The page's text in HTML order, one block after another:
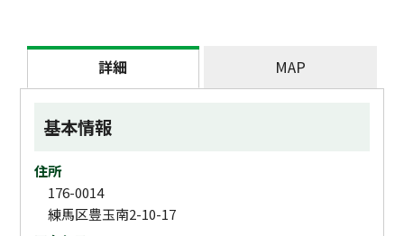
詳細 MAP
基本情報
住所
176-0014
練馬区豊玉南2-10-17